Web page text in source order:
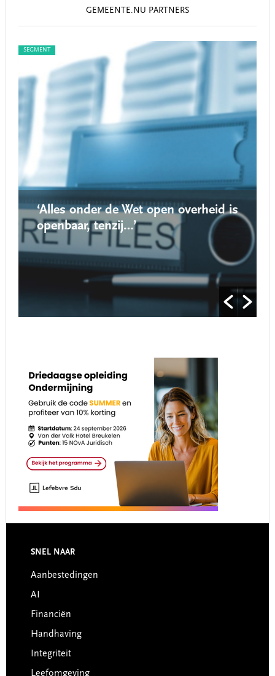
GEMEENTE.NU PARTNERS
SEGMENT
‘Alles onder de Wet open overheid is
openbaar, tenzij…’
Footer
SNEL NAAR
Aanbestedingen
AI
Financiën
Handhaving
Integriteit
Leefomgeving